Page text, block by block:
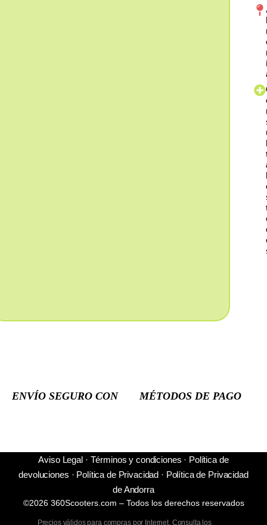
ENVÍO SEGURO CON MÉTODOS DE PAGO
Aviso Legal· Términos y condiciones · Política de
devoluciones · Política de Privacidad · Política de Privacidad
de Andorra
©2026 360Scooters.com – Todos los derechos reservados
Precios válidos para compras por Internet. Consulta los